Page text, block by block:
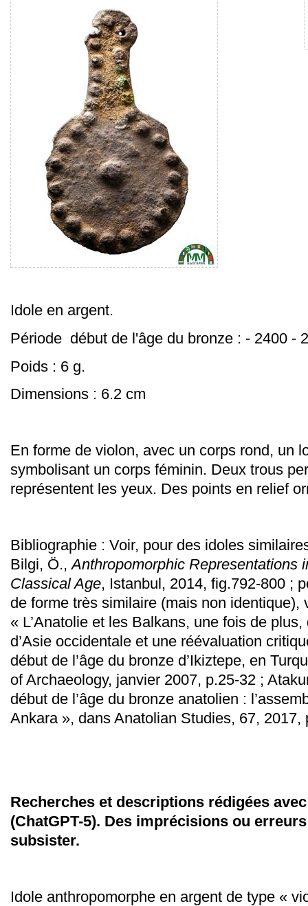
Idole en argent.
Période début de l'âge du bronze : - 2400 -
Poids : 6 g.
Dimensions : 6.2 cm
En forme de violon, avec un corps rond, un
symbolisant un corps féminin. Deux trous
représentent les yeux. Des points en relief
Bibliographie : Voir, pour des idoles
Bilgi, Ö.,Anthropomorphic Representations
Classical Age, Istanbul, 2014, fig.792-800 ;
de forme très similaire (mais non
« L’Anatolie et les Balkans, une fois de
d’Asie occidentale et une réévaluation
début de l’âge du bronze d’Ikiztepe, en
of Archaeology, janvier 2007, p.25-32 ;
début de l’âge du bronze anatolien :
Ankara », dans Anatolian Studies, 67, 2017,
Recherches et descriptions rédigées avec
(ChatGPT-5). Des imprécisions ou
subsister.
Idole anthropomorphe en argent de type «